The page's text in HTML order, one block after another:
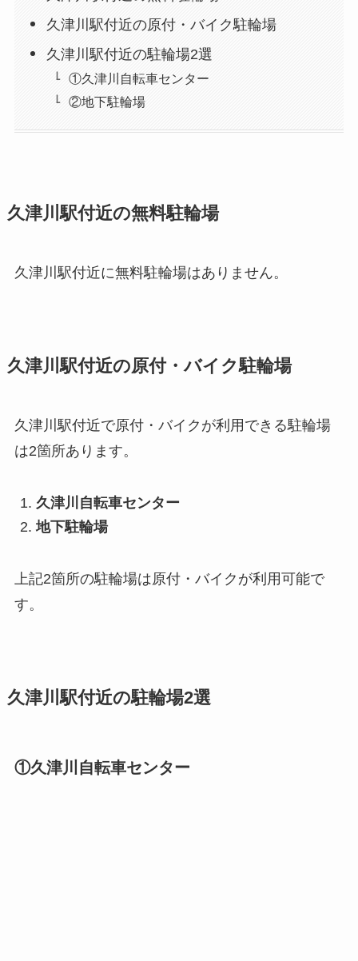
久津川駅付近の原付・バイク駐輪場
久津川駅付近の駐輪場2選
①久津川自転車センター
②地下駐輪場
久津川駅付近の無料駐輪場
久津川駅付近に無料駐輪場はありません。
久津川駅付近の原付・バイク駐輪場
久津川駅付近で原付・バイクが利用できる駐輪場
は2箇所あります。
久津川自転車センター
地下駐輪場
上記2箇所の駐輪場は原付・バイクが利用可能で
す。
久津川駅付近の駐輪場2選
①久津川自転車センター